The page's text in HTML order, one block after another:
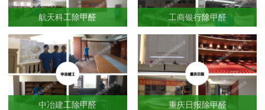
航天科工除甲醛 工商银行除甲醛
中冶建工除甲醛 重庆日报除甲醛